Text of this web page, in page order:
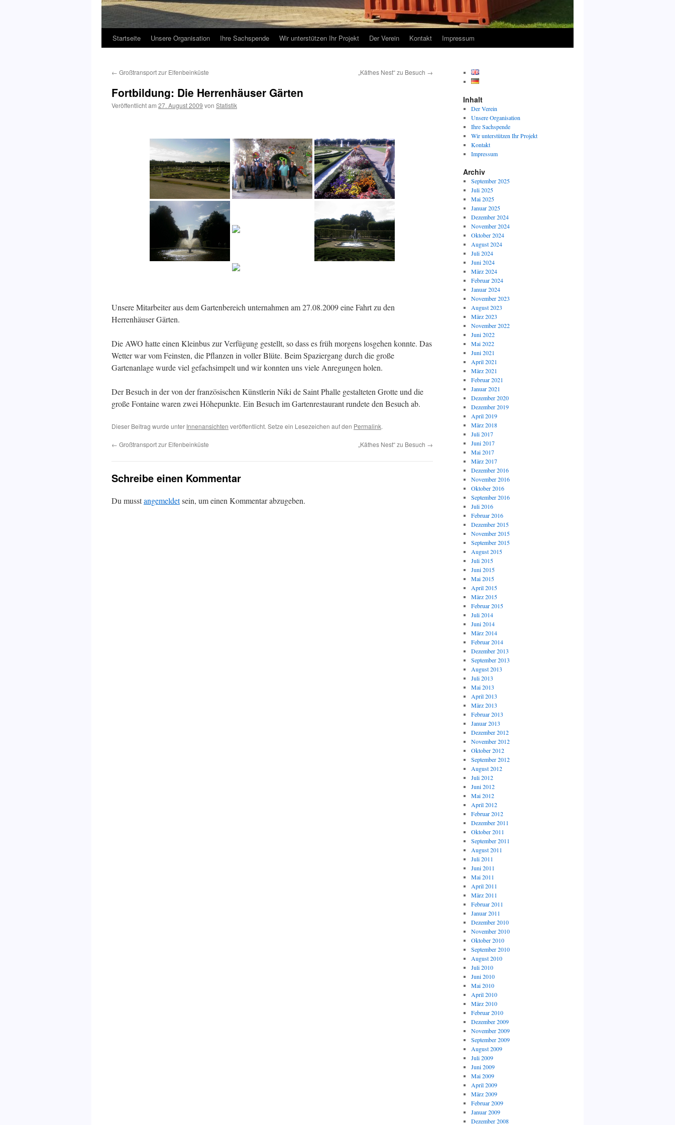
Startseite Unsere Organisation Ihre Sachspende Wir unterstützen Ihr Projekt Der Verein Kontakt Impressum
← Großtransport zur Elfenbeinküste „Käthes Nest“ zu Besuch →
Fortbildung: Die Herrenhäuser Gärten
Veröffentlicht am 27. August 2009 von Statistik
Unsere Mitarbeiter aus dem Gartenbereich unternahmen am 27.08.2009 eine Fahrt zu den
Herrenhäuser Gärten.
Die AWO hatte einen Kleinbus zur Verfügung gestellt, so dass es früh morgens losgehen konnte. Das
Wetter war vom Feinsten, die Pflanzen in voller Blüte. Beim Spaziergang durch die große
Gartenanlage wurde viel gefachsimpelt und wir konnten uns viele Anregungen holen.
Der Besuch in der von der französischen Künstlerin Niki de Saint Phalle gestalteten Grotte und die
große Fontaine waren zwei Höhepunkte. Ein Besuch im Gartenrestaurant rundete den Besuch ab.
Dieser Beitrag wurde unter Innenansichten veröffentlicht. Setze ein Lesezeichen auf den Permalink.
← Großtransport zur Elfenbeinküste „Käthes Nest“ zu Besuch →
Schreibe einen Kommentar
Du musstangemeldetsein, um einen Kommentar abzugeben.
Inhalt
Der Verein
Unsere Organisation
Ihre Sachspende
Wir unterstützen Ihr Projekt
Kontakt
Impressum
Archiv
September 2025
Juli 2025
Mai 2025
Januar 2025
Dezember 2024
November 2024
Oktober 2024
August 2024
Juli 2024
Juni 2024
März 2024
Februar 2024
Januar 2024
November 2023
August 2023
März 2023
November 2022
Juni 2022
Mai 2022
Juni 2021
April 2021
März 2021
Februar 2021
Januar 2021
Dezember 2020
Dezember 2019
April 2019
März 2018
Juli 2017
Juni 2017
Mai 2017
März 2017
Dezember 2016
November 2016
Oktober 2016
September 2016
Juli 2016
Februar 2016
Dezember 2015
November 2015
September 2015
August 2015
Juli 2015
Juni 2015
Mai 2015
April 2015
März 2015
Februar 2015
Juli 2014
Juni 2014
März 2014
Februar 2014
Dezember 2013
September 2013
August 2013
Juli 2013
Mai 2013
April 2013
März 2013
Februar 2013
Januar 2013
Dezember 2012
November 2012
Oktober 2012
September 2012
August 2012
Juli 2012
Juni 2012
Mai 2012
April 2012
Februar 2012
Dezember 2011
Oktober 2011
September 2011
August 2011
Juli 2011
Juni 2011
Mai 2011
April 2011
März 2011
Februar 2011
Januar 2011
Dezember 2010
November 2010
Oktober 2010
September 2010
August 2010
Juli 2010
Juni 2010
Mai 2010
April 2010
März 2010
Februar 2010
Dezember 2009
November 2009
September 2009
August 2009
Juli 2009
Juni 2009
Mai 2009
April 2009
März 2009
Februar 2009
Januar 2009
Dezember 2008